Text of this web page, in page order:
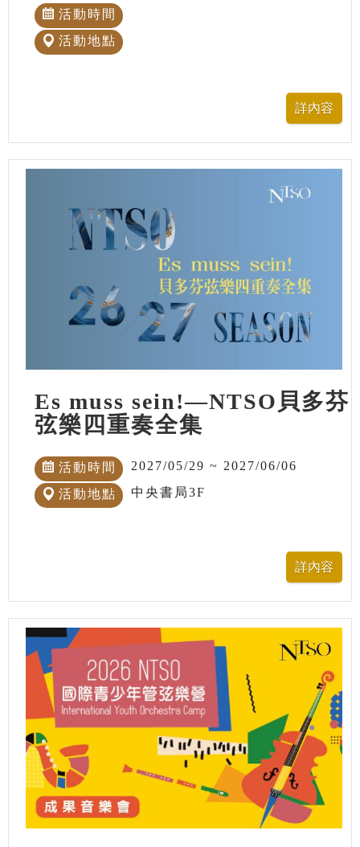
活動時間
活動地點
Es muss sein!—NTSO貝多芬
弦樂四重奏全集
活動時間 2027/05/29 ~ 2027/06/06
活動地點 中央書局3F